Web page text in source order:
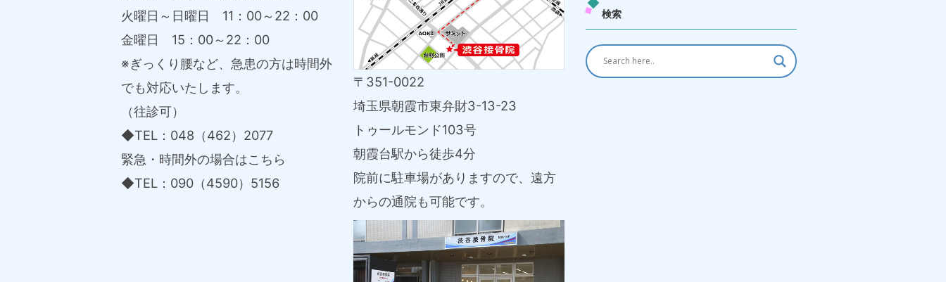
火曜日～日曜日 11：00～22：00
金曜日 15：00～22：00
※ぎっくり腰など、急患の方は時間外
でも対応いたします。
（往診可）
◆TEL：048（462）2077
緊急・時間外の場合はこちら
◆TEL：090（4590）5156
〒351-0022
埼玉県朝霞市東弁財3-13-23
トゥールモンド103号
朝霞台駅から徒歩4分
院前に駐車場がありますので、遠方
からの通院も可能です。
検索